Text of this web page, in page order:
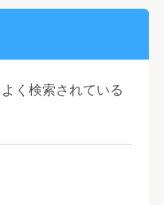
く検索されている